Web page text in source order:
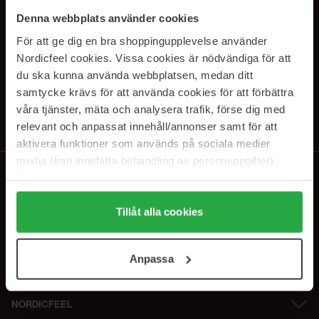
Denna webbplats använder cookies
För att ge dig en bra shoppingupplevelse använder
Nordicfeel cookies. Vissa cookies är nödvändiga för att
du ska kunna använda webbplatsen, medan ditt
samtycke krävs för att använda cookies för att förbättra
våra tjänster, mäta och analysera trafik, förse dig med
relevant och anpassat innehåll/annonser samt för att
aktivera funktioner som används på sociala medier
media (kan innefatta behandling av personuppgifter).
Genom att trycka på "Tillåt alla cookies" accepterar du
alla cookies, medan du under "Detaljer" kan anpassa
användningen av cookies. Du kan när som helst återkalla
samt vår Integritetspolicy.
Tillåt alla cookies
Anpassa
SUBSCRIBE TO OUR
NEWSLETTER
E-mail
Ved at abonnere accepterer du voresprivatlivspolitik. Afmeld til enhver
NORDICFEEL